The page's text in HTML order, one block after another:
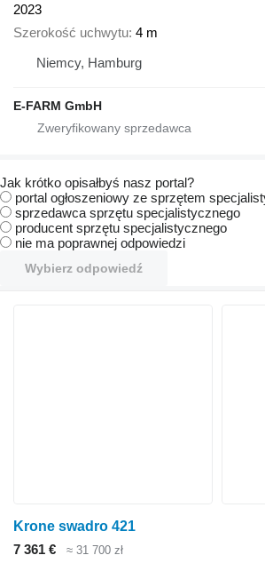
2023
Szerokość uchwytu 4 m
Niemcy, Hamburg
E-FARM GmbH
Jak krótko opisałbyś nasz portal?
portal ogłoszeniowy ze sprzętem
sprzedawca sprzętu specjalistycznego
producent sprzętu specjalistycznego
nie ma poprawnej odpowiedzi
Wybierz odpowiedź
Krone swadro 421
7 361 €
≈ 31 700 zł